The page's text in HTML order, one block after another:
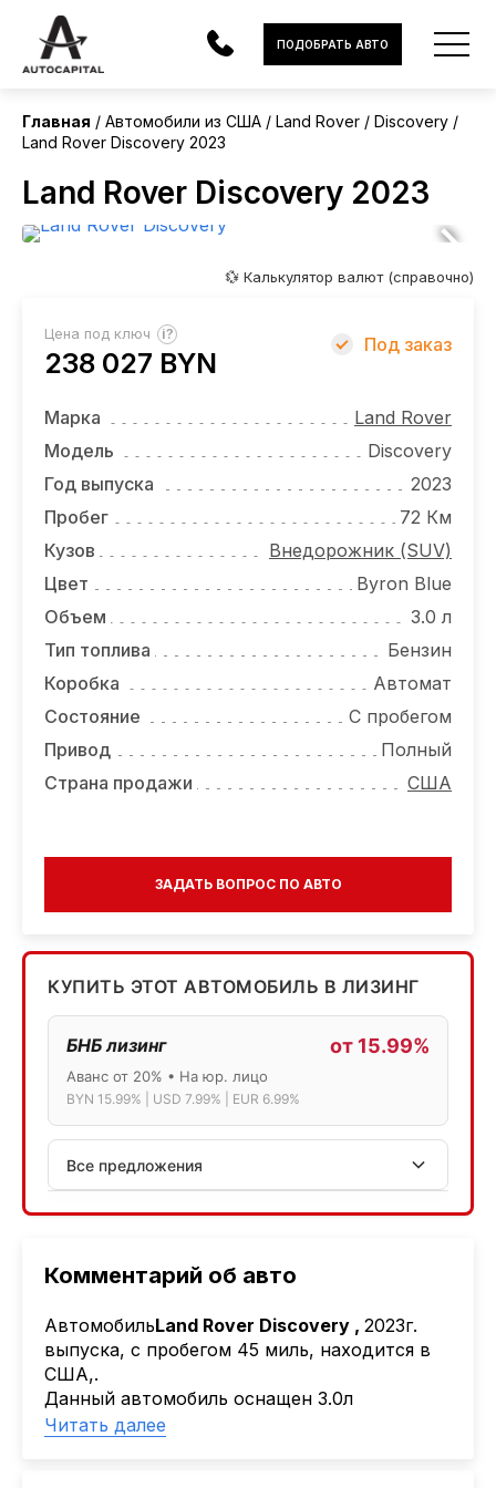
АВТОМОБИЛИ
ЭЛЕКТРОМОБИЛИ
УСЛУГИ
НОВОСТИ
ОТЗЫВЫ
ВАКАНСИИ
О КОМПАНИИ
КОНТАКТЫ
ПОДОБРАТЬ АВТО
Главная Автомобили из США Land Rover
Discovery
Land Rover Discovery 2023
Land Rover Discovery 2023
Комментарий об авто
АвтомобильLand Rover Discovery , 2023г.
выпуска, с пробегом 45 миль, находится в
США,.
Данный автомобиль оснащен 3.0л
бензиновым двигателем, имеет полный
Читать далее
💱 Калькулятор валют (справочно)
Цена под ключ ?
238 027 BYN
Под заказ
Марка
Land Rover
Модель
Discovery
Год выпуска
2023
Пробег
72 Км
Кузов
Внедорожник (SUV)
Цвет
Byron Blue
Объем
3.0 л
Тип топлива
Бензин
Коробка
Автомат
Состояние
С пробегом
Привод
Полный
Страна продажи
США
ЗАДАТЬ ВОПРОС ПО АВТО
КУПИТЬ ЭТОТ АВТОМОБИЛЬ В ЛИЗИНГ
БНБ лизинг от 15.99%
Аванс от 20% • На юр. лицо
BYN 15.99% | USD 7.99% | EUR 6.99%
Все предложения
АСБ лизинг
Лизинг: BYN 17% | USD 7.99% | EUR 6.99%
Также доступен кредит "Проще простого" 18.9%
Активлизиг
Индивидуальные условия по сделкам